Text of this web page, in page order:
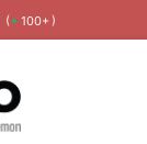
( 100+ )